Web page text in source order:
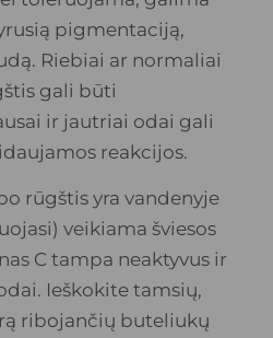
pigmentaciją,
Riebiai ar normaliai
gali būti
ir jautriai odai gali
reakcijos.
rūgštis yra vandenyje
veikiama šviesos
C tampa neaktyvus ir
Ieškokite tamsių,
ribojančių buteliukų